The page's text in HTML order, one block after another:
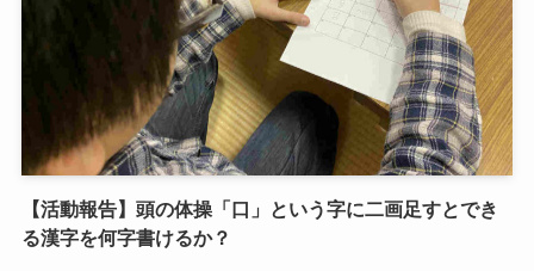
【活動報告】頭の体操「口」という字に二画足すとでき
る漢字を何字書けるか？